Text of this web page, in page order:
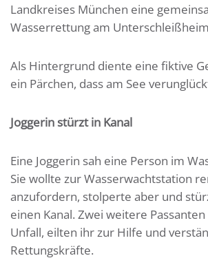
Landkreises München eine
Wasserrettung am
Als Hintergrund diente eine fiktive
ein Pärchen, dass am See
Joggerin stürzt in Kanal
Eine Joggerin sah eine Person im
Sie wollte zur Wasserwachtstation
anzufordern, stolperte aber und
einen Kanal. Zwei weitere
Unfall, eilten ihr zur Hilfe und
Rettungskräfte.